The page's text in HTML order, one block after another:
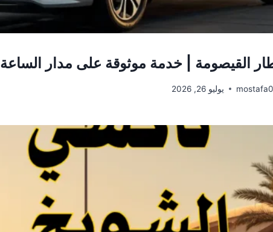
القيصومة | خدمة موثوقة على مدار الساعة
يوليو 26, 2026